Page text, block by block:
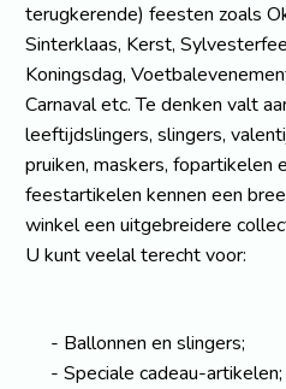
terugkerende) feesten zoals
Sinterklaas, Kerst,
Koningsdag,
Carnaval etc. Te denken valt
leeftijdslingers, slingers,
pruiken, maskers, fopartikelen
feestartikelen kennen een
winkel een uitgebreidere
U kunt veelal terecht voor:
Ballonnen en slingers;
Speciale cadeau-artikelen;